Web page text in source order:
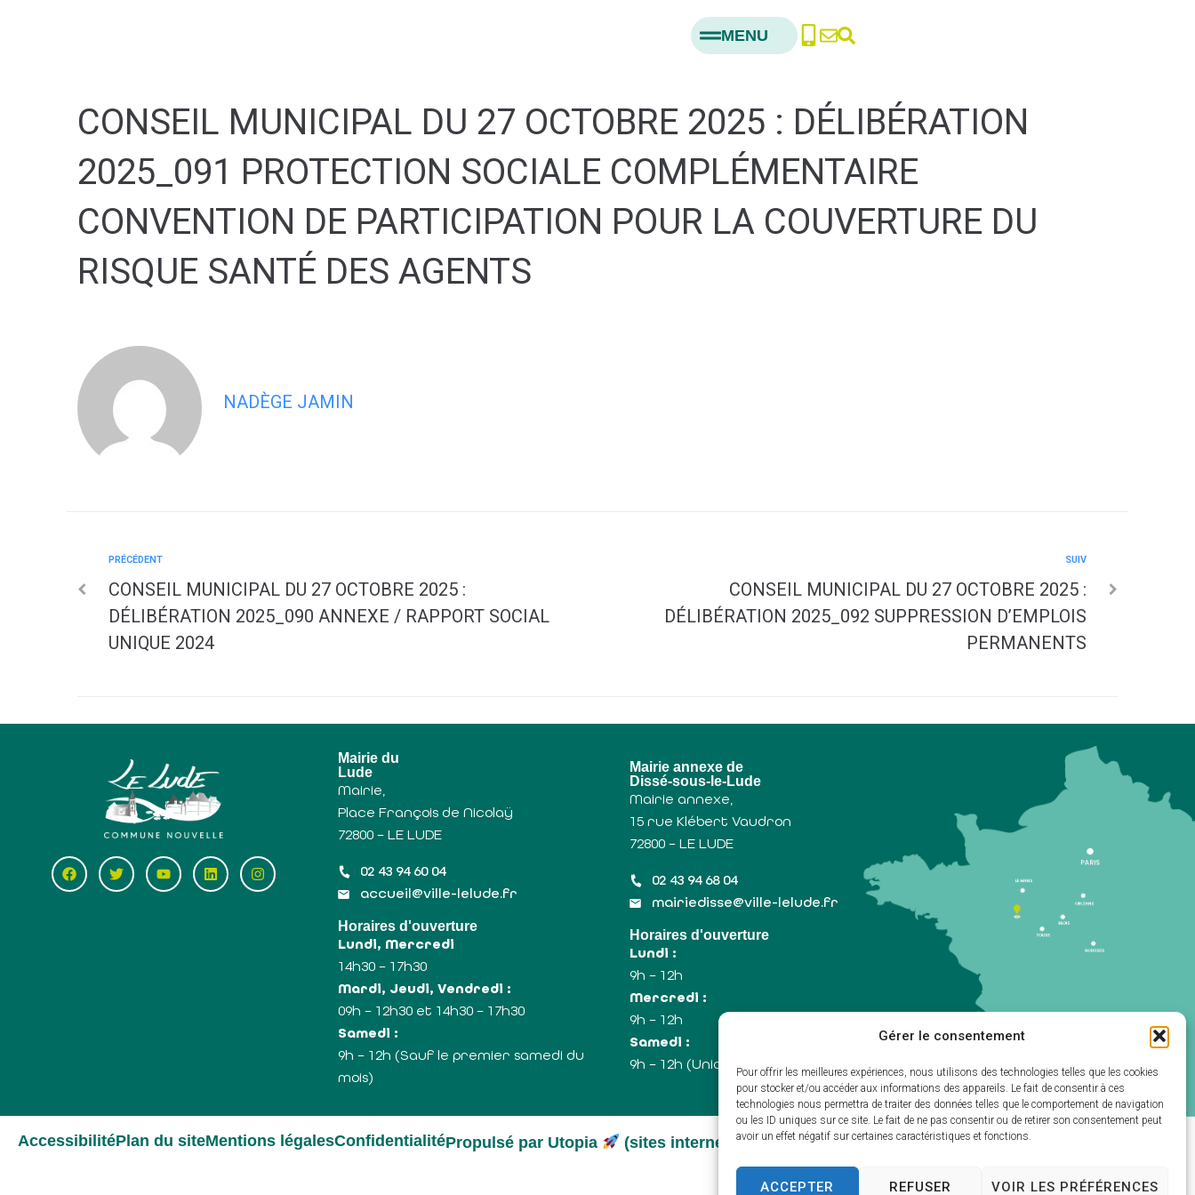
Gérer le consentement
Pour offrir les meilleures expériences, nous utilisons des technologies telles que les cookies
pour stocker et/ou accéder aux informations des appareils. Le fait de consentir à ces
technologies nous permettra de traiter des données telles que le comportement de navigation
ou les ID uniques sur ce site. Le fait de ne pas consentir ou de retirer son consentement peut
avoir un effet négatif sur certaines caractéristiques et fonctions.
ACCEPTER REFUSER VOIR LES PRÉFÉRENCES
MENU
CONSEIL MUNICIPAL DU 27 OCTOBRE 2025 : DÉLIBÉRATION
2025_091 PROTECTION SOCIALE COMPLÉMENTAIRE
CONVENTION DE PARTICIPATION POUR LA COUVERTURE DU
RISQUE SANTÉ DES AGENTS
NADÈGE JAMIN
PRÉCÉDENT
CONSEIL MUNICIPAL DU 27 OCTOBRE 2025 :
DÉLIBÉRATION 2025_090 ANNEXE / RAPPORT SOCIAL
UNIQUE 2024
SUIV
CONSEIL MUNICIPAL DU 27 OCTOBRE 2025 :
DÉLIBÉRATION 2025_092 SUPPRESSION D’EMPLOIS
PERMANENTS
Mairie du
Lude
Mairie,
Place François de Nicolaÿ
72800 – LE LUDE
02 43 94 60 04
accueil@ville-lelude.fr
Horaires d'ouverture
Lundi, Mercredi
14h30 – 17h30
Mardi, Jeudi, Vendredi :
09h – 12h30 et 14h30 – 17h30
Samedi :
9h – 12h (Sauf le premier samedi du
mois)
Mairie annexe de
Dissé-sous-le-Lude
Mairie annexe,
15 rue Klébert Vaudron
72800 – LE LUDE
02 43 94 68 04
mairiedisse@ville-lelude.fr
Horaires d'ouverture
Lundi :
9h – 12h
Mercredi :
9h – 12h
Samedi :
9h – 12h (Uniquement le 1er samedi du mois)
AccessibilitéPlan du siteMentions légalesConfidentialitéPropulsé par Utopia (sites internet de collectivités & GRC/GRU)